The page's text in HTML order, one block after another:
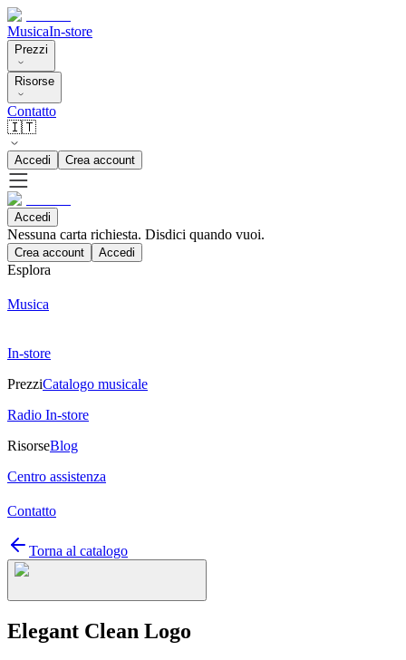
MusicaIn-store
Prezzi
Risorse
Contatto
🇮🇹
Accedi Crea account
Accedi
Nessuna carta richiesta. Disdici quando vuoi.
Crea account Accedi
Esplora
Musica
In-store
PrezziCatalogo musicale
Radio In-store
RisorseBlog
Centro assistenza
Contatto
Torna al catalogo
Elegant Clean Logo